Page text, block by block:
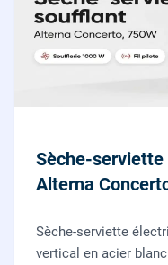
Sèche-
Alterna
Sèche-serviette
vertical en acier